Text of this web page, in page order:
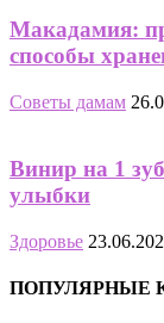
Макадамия:
способы
Советы дамам
Винир на 1
улыбки
Здоровье
ПОПУЛЯРНЫЕ